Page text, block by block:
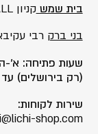
בית שמשקניון SUN MALL רמה ד קומה 0
בני ברק רבי עקיבא 78 (חנות הפאה
(רק בירושלים) עד 23:00
שירות לקוחות:
shop.com